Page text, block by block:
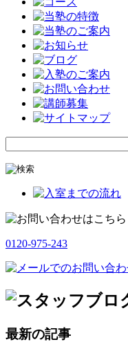
0120-975-243
最新の記事